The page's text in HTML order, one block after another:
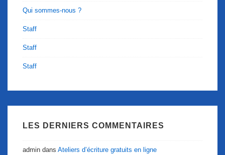
Qui sommes-nous ?
Staff
Staff
Staff
LES DERNIERS COMMENTAIRES
admin dans Ateliers d’écriture gratuits en ligne